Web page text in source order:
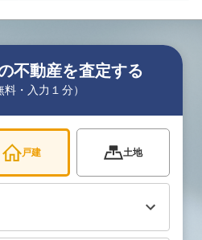
不動産を査定する
料・入力１分）
戸建 土地